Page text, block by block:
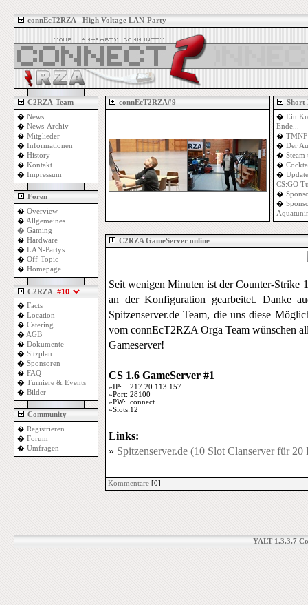
connEcT2RZA - High Voltage LAN-Party
C2RZA-Team
� News
� News-Archiv
� Mitglieder
� Informationen
� History
� Kontakt
� Impressum
Foren
� Overview
� Allgemeines
� Gaming
� Hardware
� LAN-Partys
� Off-Topic
� Homepage
C2RZA
� Facts
� Location
� Catering
� AGB
� Dokumente
� Sitzplan
� Sponsoren
� FAQ
� Turniere & Events
� Bilder
Community
� Registrieren
� Forum
� Umfragen
connEcT2RZA#9
Short
� Ein
Ende...
� TMNF
� Der
� Steam
�
�
CS:GO
�
�
C2RZA GameServer online
Seit wenigen Minuten ist der Counter-
an der Konfiguration gearbeitet. Danke
Spitzenserver.de Team, die uns diese
vom connEcT2RZA Orga Team wünschen
Gameserver!
CS 1.6 GameServer #1
»IP:
217.20.113.157
»Port: 28100
»PW:
connect
»Slots:12
Links:
» Spitzenserver.de (10 Slot Clanserver für 20
Kommentare [0]
YALT 1.3.3.7